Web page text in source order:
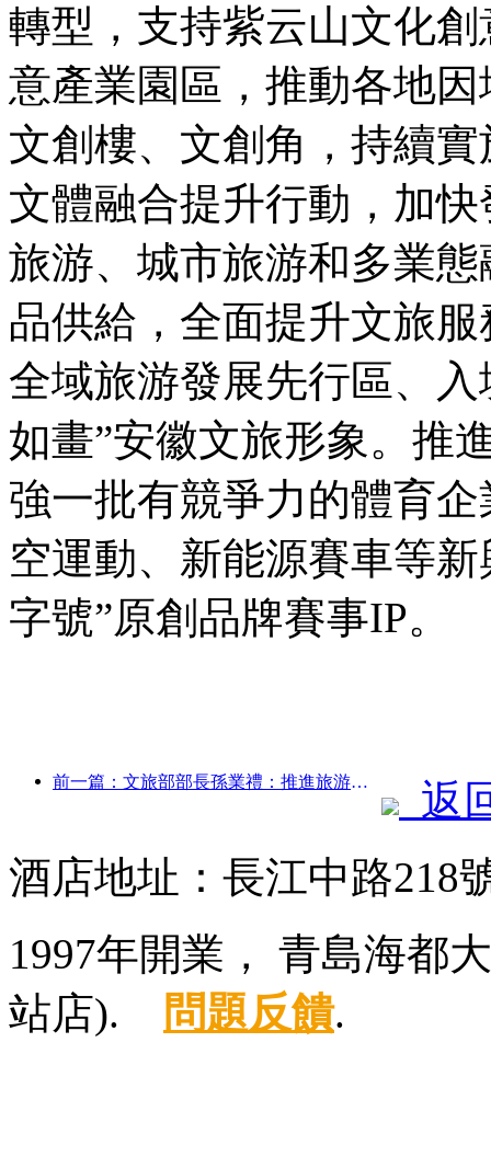
轉型，支持紫云山文化
意產業園區，推動各地
文創樓、文創角，持續
文體融合提升行動，加
旅游、城市旅游和多業
品供給，全面提升文旅
全域旅游發展先行區、
如畫”安徽文旅形象。推
強一批有競爭力的體育
空運動、新能源賽車等
字號”原創品牌賽事IP。
前一篇：文旅部部長孫業禮：推進旅游強國建設，豐富高品質旅游產品供給
返
酒店地址：長江中路218
1997年開業， 青島海都
站店).
問題反饋.